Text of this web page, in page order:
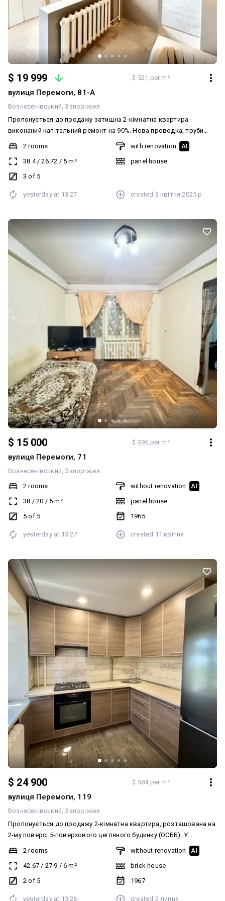
$ 19 999 $ 521 per m²
вулиця Перемоги, 81-А
Вознесенівський Запоріжжя
Пропонується до продажу затишна 2-кімнатна квартира -
виконаний капітальний ремонт на 90%. Нова проводка, труби
пластик, балкон євро, стіни поштукатурені та покрашені, поли
плитка та стяжка, вікна МП, нові вхідні двері. У квартирі все
нове. Ремонт робився ,,для себе,,. Третій поверх. Самий центр
міста: во дворі місце для парковки, поруч Амстор, Козак Палац,
2 rooms
38.4/26.72 / 5 m²
3 of 5
with renovation AI
panel house
yesterday at 13:27 created 3 квітня 2025 р.
$ 15 000 $ 395 per m²
вулиця Перемоги, 71
Вознесенівський Запоріжжя
2 rooms
38 / 20 / 5 m²
5 of 5
without renovation AI
panel house
1965
yesterday at 13:27 created 11 квітня
$ 24 900 $ 584 per m²
вулиця Перемоги, 119
Вознесенівський Запоріжжя
Пропонується до продажу 2-кімнатна квартира, розташована на
2-му поверсі 5-поверхового цегляного будинку (ОСББ). У
квартирі виконано 90% капітального ремонту: • нова мідна
електропроводка; • повністю замінена сантехніка; • вбудована
кухня; • залишаються кондиціонер, холодильник і газова
колонка; • євробалкон; • також залишаються будівельні
2 rooms
42.67 / 27.9 / 6 m²
2 of 5
without renovation AI
brick house
1967
yesterday at 13:26 created 2 липня